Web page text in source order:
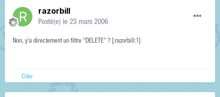
razorbill
Posté(e) le 23 mars 2006
Non, y'a directement un filtre "DELETE" ? [:razorbill:1]
Citer